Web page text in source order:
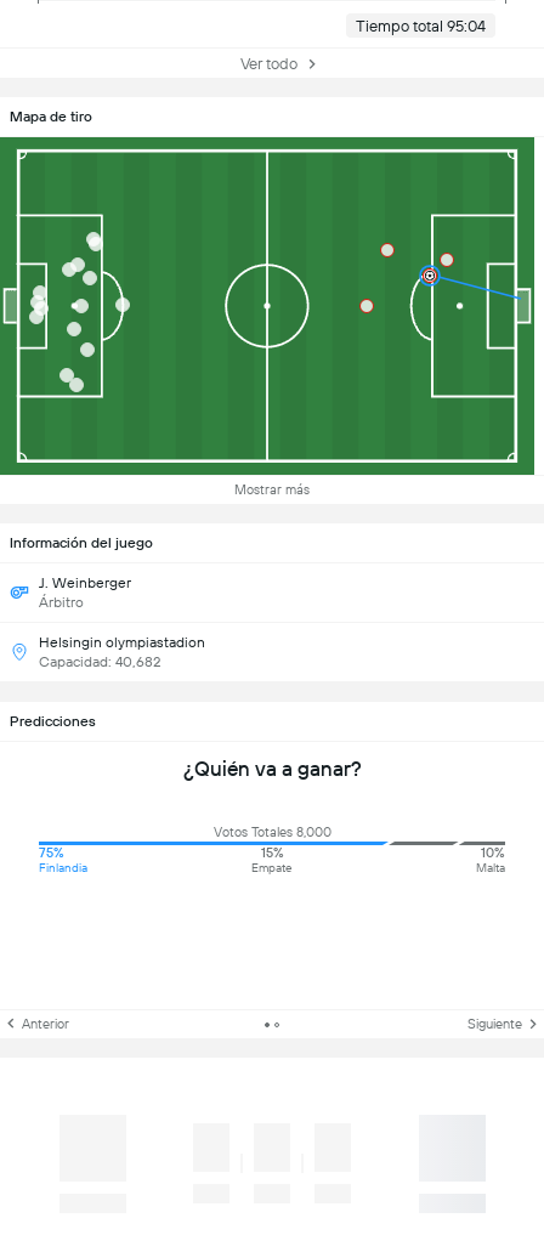
Tiempo total 95:04
Ver todo
Mapa de tiro
Mostrar más
Información del juego
J. Weinberger
Árbitro
Helsingin olympiastadion
Capacidad: 40,682
Predicciones
¿Quién va a ganar?
Votos Totales 8,000
75%
Finlandia
15%
Empate
10%
Malta
Anterior Siguiente